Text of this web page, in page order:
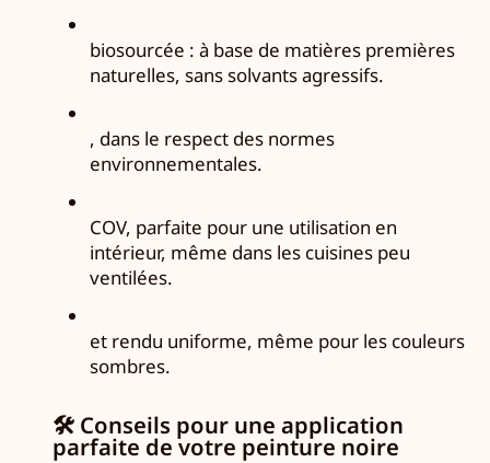
biosourcée : à base de matières premières
naturelles, sans solvants agressifs.
, dans le respect des normes
environnementales.
COV, parfaite pour une utilisation en
intérieur, même dans les cuisines peu
ventilées.
et rendu uniforme, même pour les couleurs
sombres.
🛠️ Conseils pour une application
parfaite de votre peinture noire